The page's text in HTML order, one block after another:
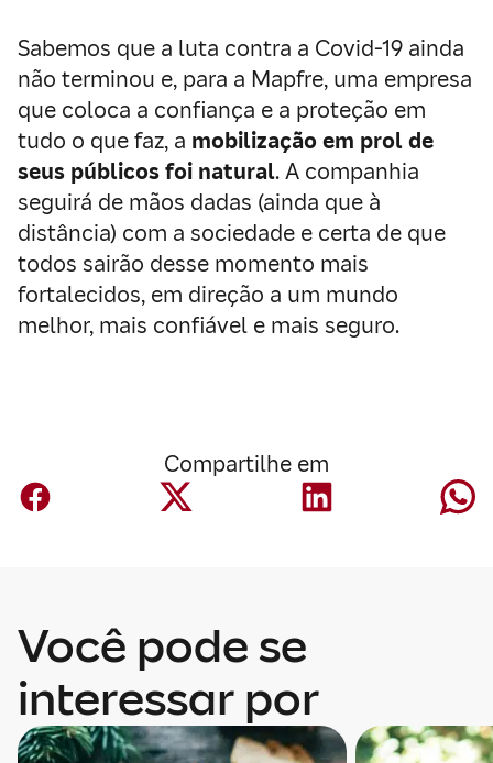
Sabemos que a luta contra a Covid-19 ainda
não terminou e, para a Mapfre, uma empresa
que coloca a confiança e a proteção em
tudo o que faz, a mobilização em prol de
seus públicos foi natural. A companhia
seguirá de mãos dadas (ainda que à
distância) com a sociedade e certa de que
todos sairão desse momento mais
fortalecidos, em direção a um mundo
melhor, mais confiável e mais seguro.
Compartilhe em
Você pode se
interessar por